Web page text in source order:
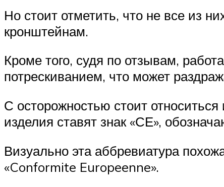
Но стоит отметить, что не все из
кронштейнам.
Кроме того, судя по отзывам,
потрескиванием, что может
С осторожностью стоит
изделия ставят знак «СЕ»,
Визуально эта аббревиатура
«Conformite Europeenne».